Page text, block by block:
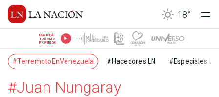
18°
ESCUCHÁ
TU RADIO
PREFERIDA
#TerremotoEnVenezuela #Hacedores LN #Especiales LN
#Juan Nungaray